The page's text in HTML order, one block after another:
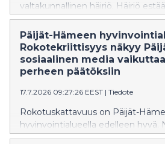
valtakunnallinen häiriö. Häiriö estää
potilastietojärjestelmän käytön
kautta.
Päijät-Hämeen
Rokotekriittisyys näkyy
sosiaalinen media
perheen päätöksiin
17.7.2026 09:27:26 EEST | Tiedote
Rokotuskattavuus on Päijät-
hyvinvointialueella edelleen hyvä.
kouluterveydenhuollossa on